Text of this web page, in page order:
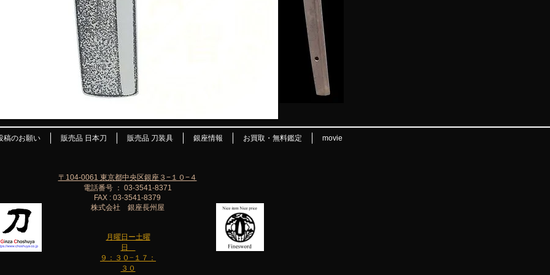
稿のお願い 販売品 日本刀 販売品 刀装具 銀座情報 お買取・無料鑑定 movie
月曜日ー土曜
日
９：３０−１７：
３０
〒104-0061 東京都中央区銀座３−１０−４
電話番号 ： 03-3541-8371
FAX : 03-3541-8379
株式会社 銀座長州屋